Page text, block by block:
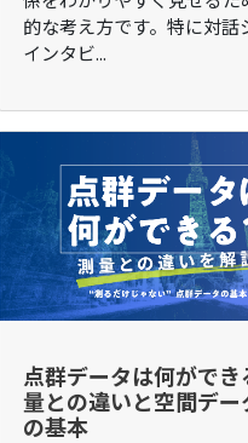
的な考え方です。特に対話
インタビ...
点群データは何ができ
量との違いと空間デー
の基本